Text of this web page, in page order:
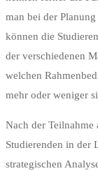
man bei der
können die
der verschiedenen
welchen
mehr oder weniger
Nach der
Studierenden in der
strategischen